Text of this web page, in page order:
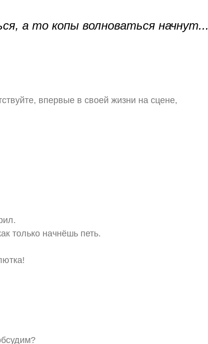
а то копы волноваться начнут...
впервые в своей жизни на сцене,
только начнёшь петь.